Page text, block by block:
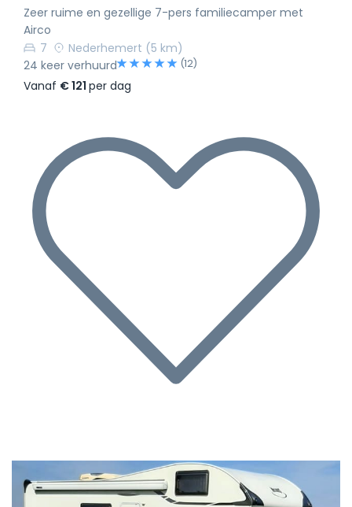
Zeer ruime en gezellige 7-pers familiecamper met
Airco
7
Nederhemert (5 km)
24 keer verhuurd
(12)
Vanaf € 121 per dag